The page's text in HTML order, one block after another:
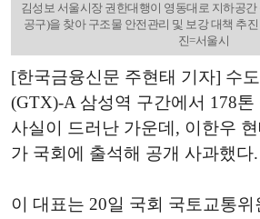
김성보 서울시장 권한대행이 영동대로 지하공
공구)을 찾아 구조물 안전관리 및 보강 대책 추
진=서울시
[한국금융신문 주현태 기자] 수
(GTX)-A 삼성역 구간에서 178
사실이 드러난 가운데, 이한우
가 국회에 출석해 공개 사과했다.
이 대표는 20일 국회 국토교통위